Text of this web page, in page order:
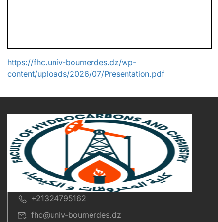
https://fhc.univ-boumerdes.dz/wp-
content/uploads/2026/07/Presentation.pdf
+21324795162
fhc@univ-boumerdes.dz